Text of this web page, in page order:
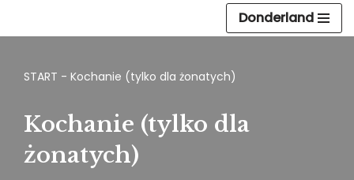
treści
Donderland
START - Kochanie (tylko dla żonatych)
Kochanie (tylko dla
żonatych)